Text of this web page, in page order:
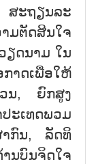
ະຖຽນລະ
ມຕັດສິນໃຈ
ຽດນາມ ໃນ
າດເພື່ອໃຫ້
ນ, ຍົກສູງ
ະເທດພວມ
າກົນ, ລັດທິ
ບົນຈິດໃຈ